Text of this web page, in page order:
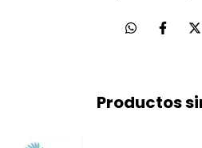
Productos